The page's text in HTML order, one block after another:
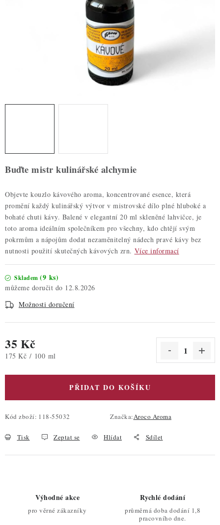
TÉMATICKÉ PRODUKTY
NOVÉ ZBOŽÍ
Nepřevzetí zásilky na dobírku
Hodnocení obchodu
Blog
Moje objednávka
Buďte mistr kulinářské alchymie
Objevte kouzlo kávového aroma, koncentrované esence, která
promění každý kulinářský výtvor v mistrovské dílo plné hluboké a
bohaté chuti kávy. Balené v elegantní 20 ml skleněné lahvičce, je
toto aroma ideálním společníkem pro všechny, kdo chtějí svým
pokrmům a nápojům dodat nezaměnitelný nádech pravé kávy bez
nutnosti použití skutečných kávových zrn. Více informací
Skladem (9 ks)
12.8.2026
Možnosti doručení
35 Kč
Měrná cena:
175 Kč / 100 ml
PŘIDAT DO KOŠÍKU
Kód zboží: 118-55032 Značka:Aroco Aroma
Tisk Zeptat se Hlídat Sdílet
Výhodné akce
pro věrné zákazníky
Rychlé dodání
průměrná doba dodání 1,8
pracovního dne.